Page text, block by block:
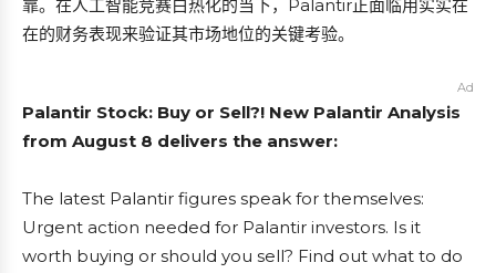
靠。在人工智能竞赛白热化的当下，Palantir正面临用实实在
在的财务表现来验证其市场地位的关键考验。
Ad
Palantir Stock: Buy or Sell?! New Palantir Analysis
from August 8 delivers the answer:
The latest Palantir figures speak for themselves:
Urgent action needed for Palantir investors. Is it
worth buying or should you sell? Find out what to do